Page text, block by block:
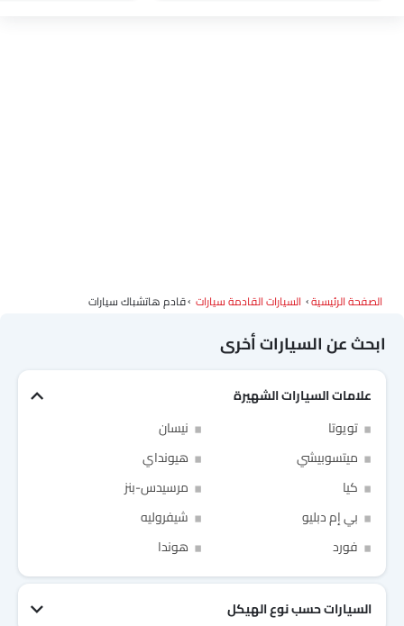
الصفحة الرئيسية السيارات القادمة سيارات قادم هاتشباك سيارات
ابحث عن السيارات أخرى
علامات السيارات الشهيرة
تويوتا
نيسان
ميتسوبيشي
هيونداي
كيا
مرسيدس-بنز
بي إم دبليو
شيفروليه
فورد
هوندا
السيارات حسب نوع الهيكل
Link Your Google Account
Link Your Facebook Account